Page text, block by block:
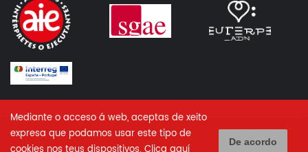
Mediante o acceso á web, aceptas de xeito
expresa que podamos usar este tipo de
De acordo